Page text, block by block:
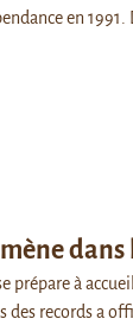
en
dans
prépare à
des records a